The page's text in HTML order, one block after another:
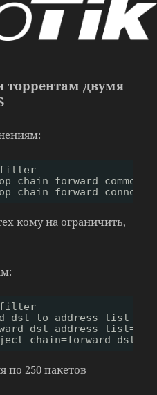
торрентам двумя
filter
chain=forward comment=
chain=forward
кому на ограничить,
filter
dst-to-address-list
dst-address-
chain=forward dst-
по 250 пакетов